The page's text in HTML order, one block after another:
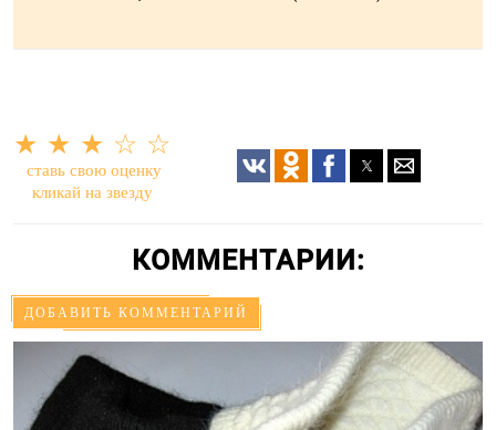
★ ★ ★ ☆ ☆
ставь свою оценку
кликай на звезду
КОММЕНТАРИИ:
ДОБАВИТЬ КОММЕНТАРИЙ